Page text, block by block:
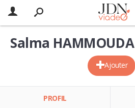
Ajouter
Salma HAMMOUDA
PROFIL